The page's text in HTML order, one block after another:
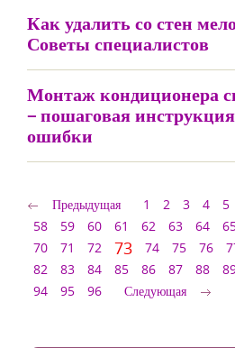
Как удалить со стен
Советы специалистов
Монтаж кондиционера
– пошаговая
ошибки
Предыдущая 1 2 3 4 5
58
59 60 61 62 63 64
70
71 72 73 74 75 76
82
83 84 85 86 87 88
94
95 96 Следующая